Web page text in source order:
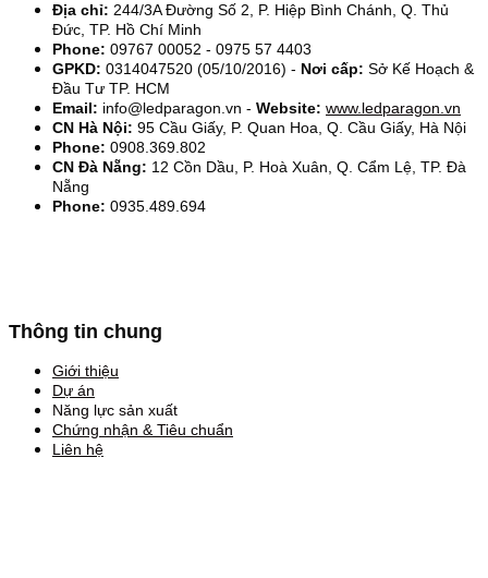
Địa chỉ: 244/3A Đường Số 2, P. Hiệp Bình Chánh, Q. Thủ
Đức, TP. Hồ Chí Minh
Phone: 09767 00052 - 0975 57 4403
GPKD: 0314047520 (05/10/2016) - Nơi cấp: Sở Kế Hoạch &
Đầu Tư TP. HCM
Email: info@ledparagon.vn - Website: www.ledparagon.vn
CN Hà Nội: 95 Cầu Giấy, P. Quan Hoa, Q. Cầu Giấy, Hà Nội
Phone: 0908.369.802
CN Đà Nẵng: 12 Cồn Dầu, P. Hoà Xuân, Q. Cẩm Lệ, TP. Đà
Nẵng
Phone: 0935.489.694
Thông tin chung
Giới thiệu
Dự án
Năng lực sản xuất
Chứng nhận & Tiêu chuẩn
Liên hệ